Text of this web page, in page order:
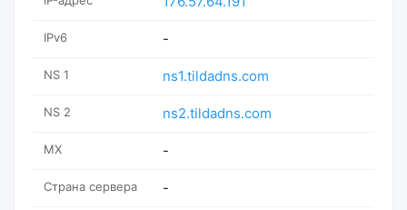
IPv6 -
NS 1 ns1.tildadns.com
NS 2 ns2.tildadns.com
MX -
Страна сервера -